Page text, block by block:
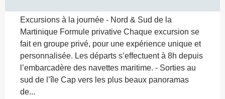
Excursions à la journée - Nord & Sud de la
Martinique Formule privative Chaque excursion se
fait en groupe privé, pour une expérience unique et
personnalisée. Les départs s’effectuent à 8h depuis
l’embarcadère des navettes maritime. - Sorties au
sud de l’île Cap vers les plus beaux panoramas
de...